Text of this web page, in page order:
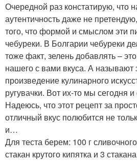
Очередной раз констатирую, что
аутентичность даже не
того, что формой и смыслом эти
чебуреки. В Болгарии чебуреки
тоже факт, зелень добавлять –
нашего с вами вкуса. А называют
произведение кулинарного
ругувачки. Вот их-то мы сегодня
Надеюсь, что этот рецепт за
отличный вкус полюбится не
и…
Для теста берем: 100 г
стакан крутого кипятка и 3